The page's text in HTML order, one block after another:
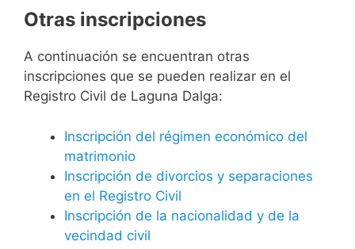
Otras inscripciones
A continuación se encuentran otras
inscripciones que se pueden realizar en el
Registro Civil de Laguna Dalga:
Inscripción del régimen económico del
matrimonio
Inscripción de divorcios y separaciones
en el Registro Civil
Inscripción de la nacionalidad y de la
vecindad civil